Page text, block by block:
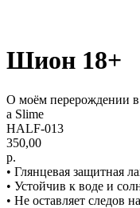
Шион 18+
О моём перерождении в
a Slime
HALF-013
350,00
р.
• Глянцевая защитная
• Устойчив к воде и
• Не оставляет следов